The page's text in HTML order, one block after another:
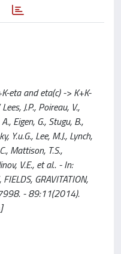
eta and eta(c) -> K+K-
J.P., Poireau, V.,
Eigen, G., Stugu, B.,
Y.u.G., Lee, M.J., Lynch,
Mattison, T.S.,
V.E., et al.. - In:
GRAVITATION,
- 89:11(2014).